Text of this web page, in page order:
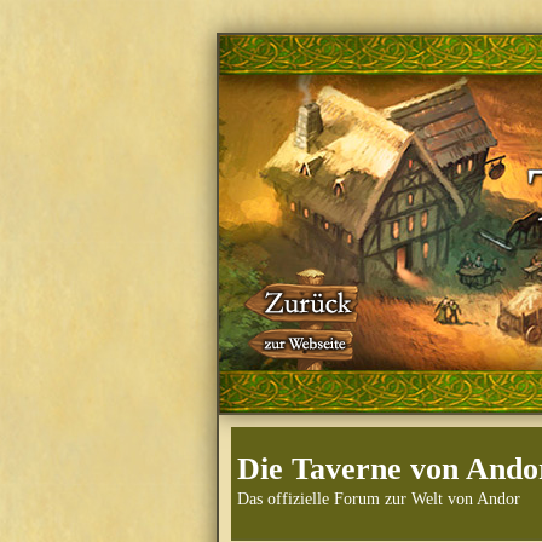
Die Taverne von
Das offizielle Forum zur Welt von Andor